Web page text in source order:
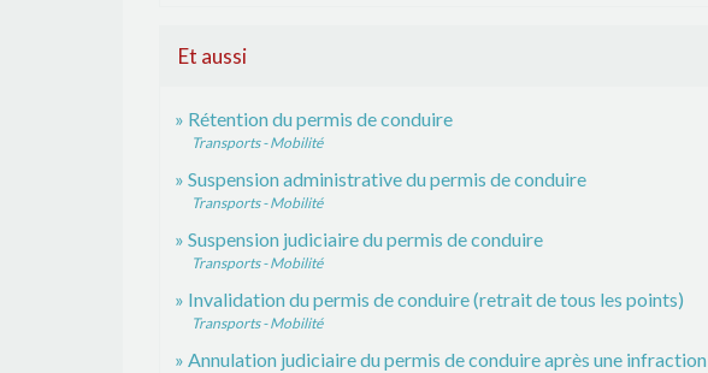
Et aussi
Rétention du permis de conduire
Transports - Mobilité
Suspension administrative du permis de conduire
Transports - Mobilité
Suspension judiciaire du permis de conduire
Transports - Mobilité
Invalidation du permis de conduire (retrait de tous les points)
Transports - Mobilité
Annulation judiciaire du permis de conduire après une infraction